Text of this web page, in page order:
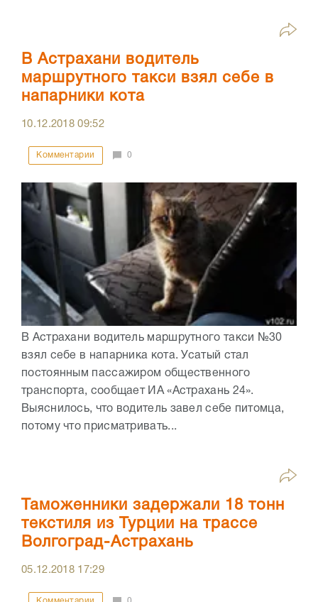
В Астрахани водитель
маршрутного такси взял себе в
напарники кота
10.12.201809:52
Комментарии 0
В Астрахани водитель маршрутного такси №30
взял себе в напарника кота. Усатый стал
постоянным пассажиром общественного
транспорта, сообщает ИА «Астрахань 24».
Выяснилось, что водитель завел себе питомца,
потому что присматривать...
Таможенники задержали 18 тонн
текстиля из Турции на трассе
Волгоград-Астрахань
05.12.2018 17:29